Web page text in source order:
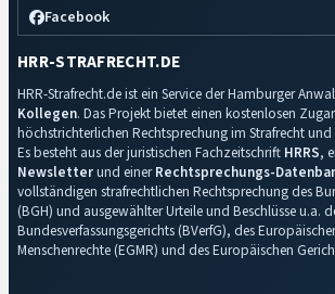
Facebook
HRR-STRAFRECHT.DE
HRR-Strafrecht.de ist ein Service der Hamburger
Kollegen. Das Projekt bietet einen kostenlosen
höchstrichterlichen Rechtsprechung im Strafrecht und
Es besteht aus der juristischen Fachzeitschrift HRRS,
Newsletterund einerRechtsprechungs-
vollständigen strafrechtlichen Rechtsprechung des
(BGH) und ausgewählter Urteile und Beschlüsse u.a.
Bundesverfassungsgerichts (BVerfG), des
Menschenrechte (EGMR) und des Europäischen